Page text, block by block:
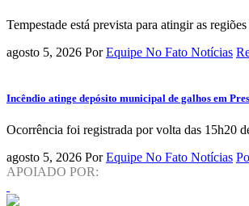
Tempestade está prevista para atingir as
agosto 5, 2026 Por Equipe No Fato Notícias
Incêndio atinge depósito municipal de galhos em
Ocorrência foi registrada por volta das 15h20
agosto 5, 2026 Por Equipe No Fato Notícias
APOIADO POR: